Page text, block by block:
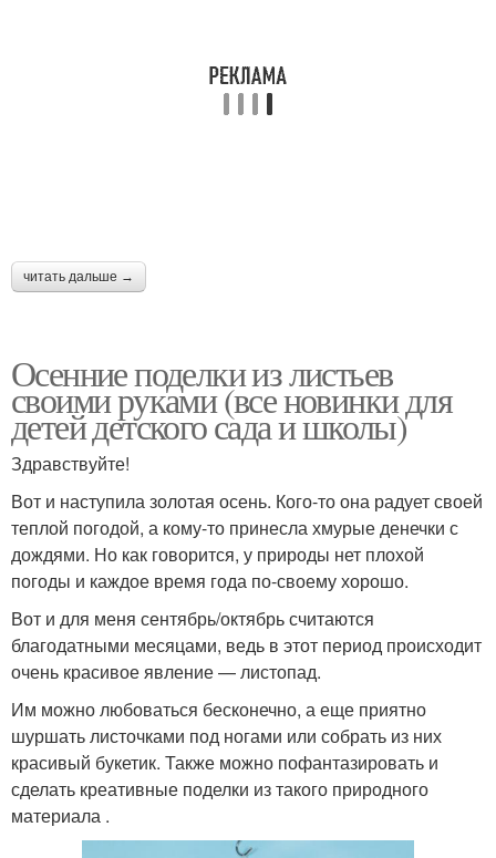
читать дальше →
Осенние поделки из листьев
своими руками (все новинки для
детей детского сада и школы)
Здравствуйте!
Вот и наступила золотая осень. Кого-то она радует своей
теплой погодой, а кому-то принесла хмурые денечки с
дождями. Но как говорится, у природы нет плохой
погоды и каждое время года по-своему хорошо.
Вот и для меня сентябрь/октябрь считаются
благодатными месяцами, ведь в этот период происходит
очень красивое явление — листопад.
Им можно любоваться бесконечно, а еще приятно
шуршать листочками под ногами или собрать из них
красивый букетик. Также можно пофантазировать и
сделать креативные поделки из такого природного
материала .